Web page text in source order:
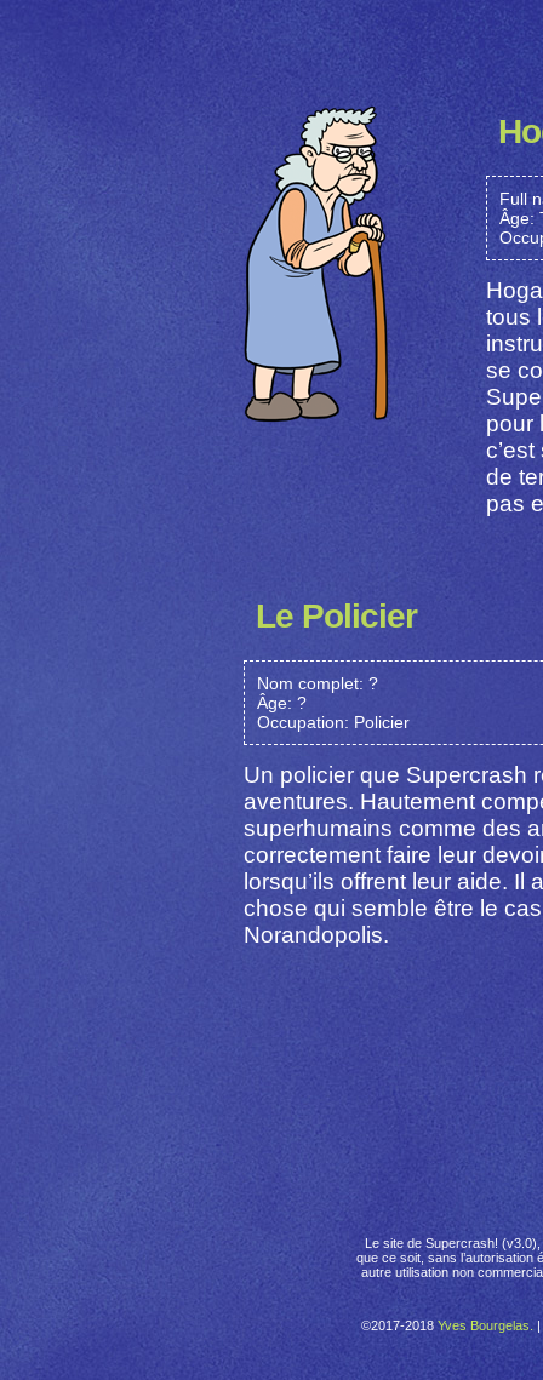
Full
Âge:
tous
se
pour
de
pas
Le Policier
Nom complet: ?
Âge: ?
Occupation: Policier
Un policier que Supercrash
aventures. Hautement
superhumains comme des
correctement faire leur
lorsqu’ils offrent leur aide.
chose qui semble être le
Norandopolis.
Le site de Supercrash!
que ce soit, sans l’autorisation
autre utilisation non
©2017-2018 Yves Bourgelas. |